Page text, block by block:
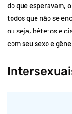
do que esperavam,
todos que não se
ou seja, hétetos e
com seu sexo e